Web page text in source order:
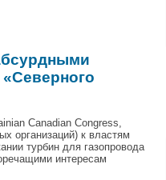
Canadian Congress,
организаций) к властям
турбин для газопровода
интересам